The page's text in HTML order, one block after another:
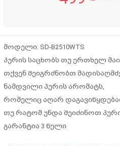
მოდელი: SD-B2510WTS
პურის საცხობს თუ ერთხელ
თქვენ შეიგრძნობთ
ნამდვილი პურის არომატს,
რომელიც აღარ
თუ რატომ უნდა შეიძინოთ
გარანტია 3 წელი